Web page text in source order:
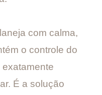
com calma,
o controle do
É a solução